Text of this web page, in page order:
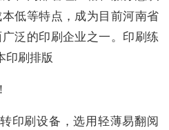
低等特点，成为目前河南省
泛的印刷企业之一。印刷练
印刷排版
印刷设备，选用轻薄易翻阅